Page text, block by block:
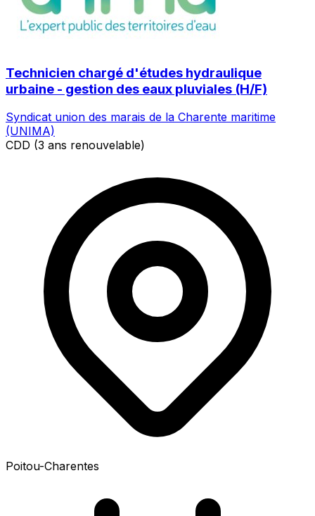
Technicien chargé d'études hydraulique
urbaine - gestion des eaux pluviales (H/F)
Syndicat union des marais de la Charente maritime
(UNIMA)
CDD (3 ans renouvelable)
Poitou-Charentes